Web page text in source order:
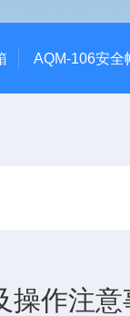
AQM-106安全
操作注意